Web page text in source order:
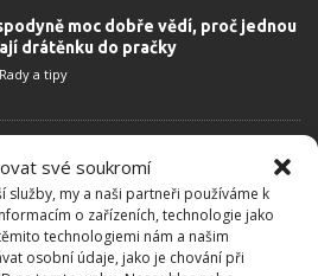
své soukromí
služby, my a naši partneři používáme k
o zařízeních, technologie jako
technologiemi nám a našim
osobní údaje, jako je chování při
moc dobře vědí, proč jednou
drátěnku do pračky
Rady a tipy
může hravě zlikvidovat pračku za
Zbavit se ho přitom není nic
Rady a tipy